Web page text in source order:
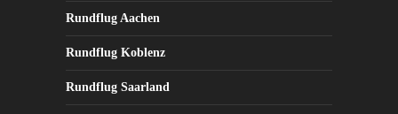
Rundflug Aachen
Rundflug Koblenz
Rundflug Saarland